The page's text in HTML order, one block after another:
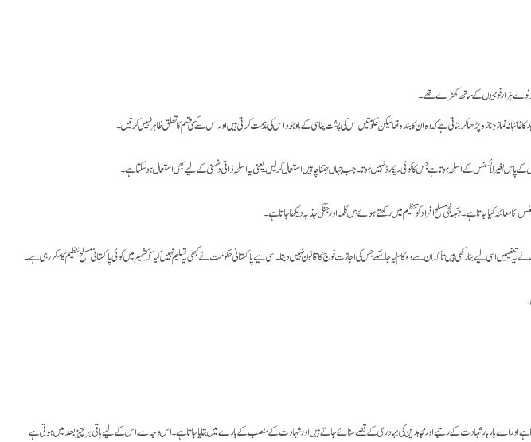
نماز جنازہ پڑھا کر بتاتی ہے کہ وہ ان کا بندہ تھا لیکن حکومتیں اس کی پشت پناہی کے باوجود اس کی مذمت کرتی ہیں اور اس سے کسی قسم کا تعلق ظاہر نہیں کرتیں۔
اسے بار بار شہادت کے رتبے اور مجاہدین کی بہادری کے قصے سنائے جاتے ہیں اور شہادت کے منصب کے بارے میں بتایا جاتا ہے۔ اس وجہ سے اس کے لیے باقی ہر چیز بعد میں ہوتی ہے